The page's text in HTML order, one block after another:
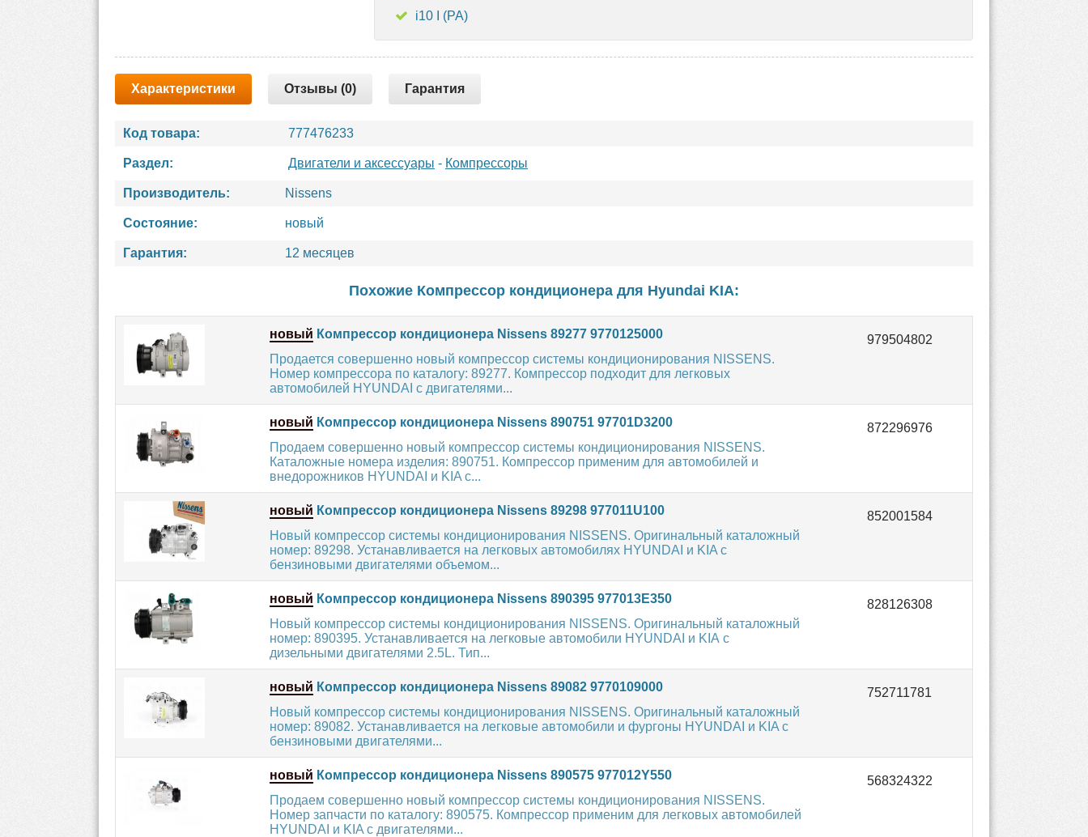
i10 I (PA)
Характеристики Отзывы (0) Гарантия
Код товара: 777476233
Раздел: Двигатели и аксессуары - Компрессоры
Производитель: Nissens
Состояние: новый
Гарантия: 12 месяцев
Похожие Компрессор кондиционера для Hyundai KIA:
новый Компрессор кондиционера Nissens 89277 9770125000
Продается совершенно новый компрессор системы кондиционирования NISSENS.
Номер компрессора по каталогу: 89277. Компрессор подходит для легковых
автомобилей HYUNDAI с двигателями...
новый Компрессор кондиционера Nissens 890751 97701D3200
Продаем совершенно новый компрессор системы кондиционирования NISSENS.
Каталожные номера изделия: 890751. Компрессор применим для автомобилей и
внедорожников HYUNDAI и KIA с...
новый Компрессор кондиционера Nissens 89298 977011U100
Новый компрессор системы кондиционирования NISSENS. Оригинальный каталожный
номер: 89298. Устанавливается на легковых автомобилях HYUNDAI и KIA с
бензиновыми двигателями объемом...
новый Компрессор кондиционера Nissens 890395 977013E350
Новый компрессор системы кондиционирования NISSENS. Оригинальный каталожный
номер: 890395. Устанавливается на легковые автомобили HYUNDAI и KIA с
дизельными двигателями 2.5L. Тип...
новый Компрессор кондиционера Nissens 89082 9770109000
Новый компрессор системы кондиционирования NISSENS. Оригинальный каталожный
номер: 89082. Устанавливается на легковые автомобили и фургоны HYUNDAI и KIA с
бензиновыми двигателями...
новый Компрессор кондиционера Nissens 890575 977012Y550
Продаем совершенно новый компрессор системы кондиционирования NISSENS.
Номер запчасти по каталогу: 890575. Компрессор применим для легковых автомобилей
HYUNDAI и KIA с двигателями...